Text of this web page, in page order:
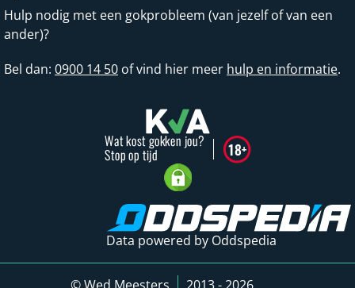
Hulp nodig met een gokprobleem (van jezelf of van een
ander)?
Bel dan: 0900 14 50 of vind hier meer hulp en informatie.
Data powered by Oddspedia